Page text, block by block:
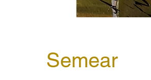
Semear